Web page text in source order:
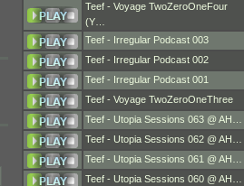
Teef - Voyage TwoZeroOneFour
(Y…
Teef - Irregular Podcast 003
Teef - Irregular Podcast 002
Teef - Irregular Podcast 001
Teef - Voyage TwoZeroOneThree
Teef - Utopia Sessions 063 @ AH…
Teef - Utopia Sessions 062 @ AH…
Teef - Utopia Sessions 061 @ AH…
Teef - Utopia Sessions 060 @ AH…